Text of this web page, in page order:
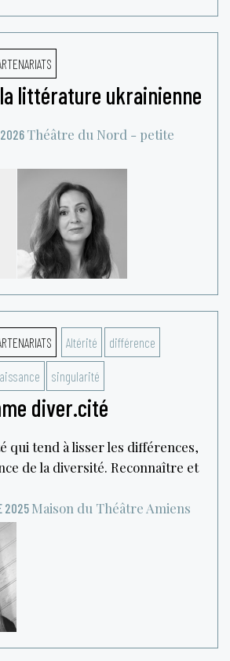
littérature ukrainienne
2026 Théâtre du Nord - petite
Altérité différence
singularité
diver.cité
qui tend à lisser les différences,
de la diversité. Reconnaître et
2025 Maison du Théâtre Amiens